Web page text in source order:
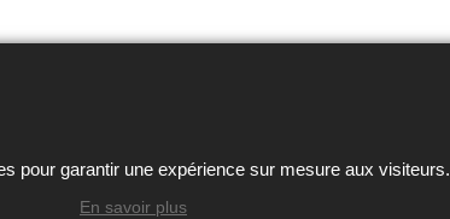
avec le logiciel
eCommerce ShopFactory
pour garantir une expérience sur mesure aux visiteurs.
En savoir plus